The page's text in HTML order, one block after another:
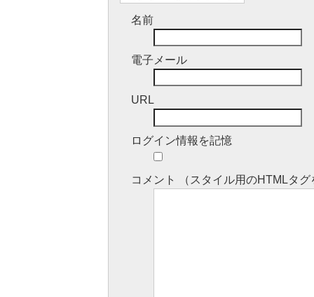
名前
電子メール
URL
ログイン情報を記憶
コメント （スタイル用のHTML